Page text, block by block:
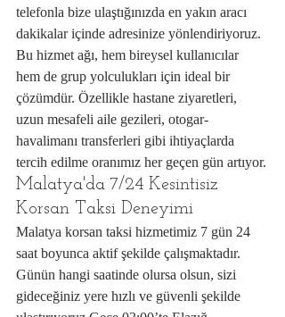
telefonla bize ulaştığınızda en yakın aracı
dakikalar içinde adresinize yönlendiriyoruz.
Bu hizmet ağı, hem bireysel kullanıcılar
hem de grup yolculukları için ideal bir
çözümdür. Özellikle hastane ziyaretleri,
uzun mesafeli aile gezileri, otogar-
havalimanı transferleri gibi ihtiyaçlarda
tercih edilme oranımız her geçen gün artıyor.
Malatya'da 7/24 Kesintisiz
Korsan Taksi Deneyimi
Malatya korsan taksi hizmetimiz 7 gün 24
saat boyunca aktif şekilde çalışmaktadır.
Günün hangi saatinde olursa olsun, sizi
gideceğiniz yere hızlı ve güvenli şekilde